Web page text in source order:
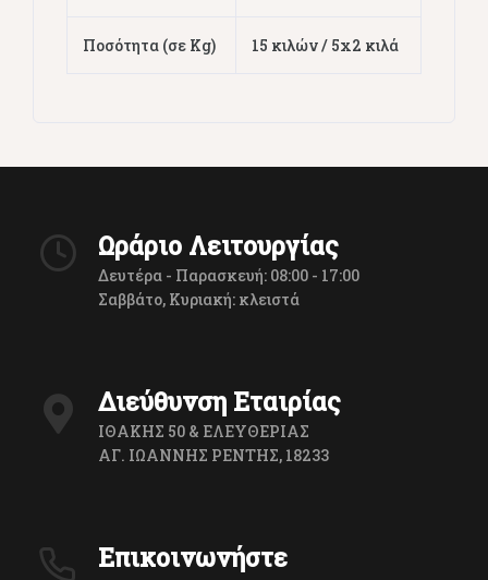
Ποσότητα (σε Kg) 15 κιλών / 5x2 κιλά
Ωράριο Λειτουργίας
Δευτέρα - Παρασκευή: 08:00 - 17:00
Σαββάτο, Κυριακή: κλειστά
Διεύθυνση Εταιρίας
ΙΘΑΚΗΣ 50 & ΕΛΕΥΘΕΡΙΑΣ
ΑΓ. ΙΩΑΝΝΗΣ ΡΕΝΤΗΣ, 18233
Επικοινωνήστε